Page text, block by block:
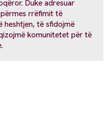
Duke adresuar
rrëfimit të
heshtjen, të sfidojmë
komunitetet për të